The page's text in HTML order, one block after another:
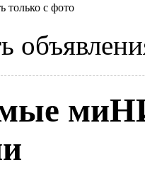
только с фото